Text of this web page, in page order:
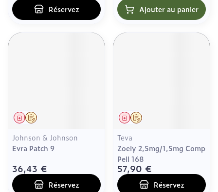
Réservez Ajouter au panier
Sur prescription
Médicament
Johnson & Johnson
Evra Patch 9
36,43 €
Réservez
Sur prescription
Médicament
Teva
Zoely 2,5mg/1,5mg Comp
Pell 168
57,90 €
Réservez